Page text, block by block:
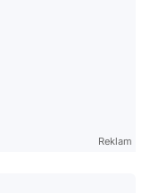
Reklam